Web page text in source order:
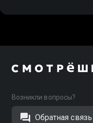
Возникли вопросы?
Обратная связь